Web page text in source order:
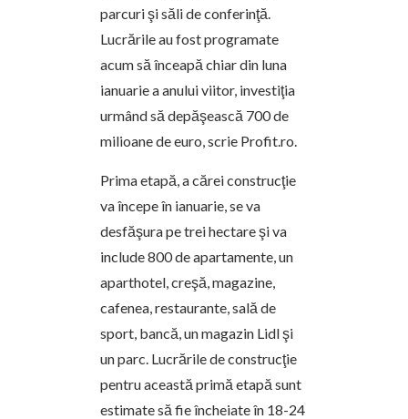
parcuri şi săli de conferinţă.
Lucrările au fost programate
acum să înceapă chiar din luna
ianuarie a anului viitor, investiţia
urmând să depăşească 700 de
milioane de euro, scrie Profit.ro.
Prima etapă, a cărei construcţie
va începe în ianuarie, se va
desfăşura pe trei hectare şi va
include 800 de apartamente, un
aparthotel, creşă, magazine,
cafenea, restaurante, sală de
sport, bancă, un magazin Lidl şi
un parc. Lucrările de construcţie
pentru această primă etapă sunt
estimate să fie încheiate în 18-24